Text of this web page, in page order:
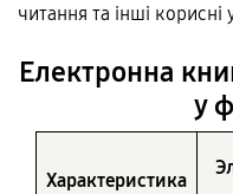
читання та інші корисні
Електронна
у
Характеристика